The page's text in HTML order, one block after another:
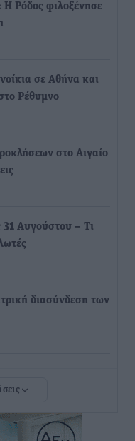
Ρόδος φιλοξένησε
σε Αθήνα και
Ρέθυμνο
στο Αιγαίο
31 Αυγούστου – Τι
διασύνδεση των